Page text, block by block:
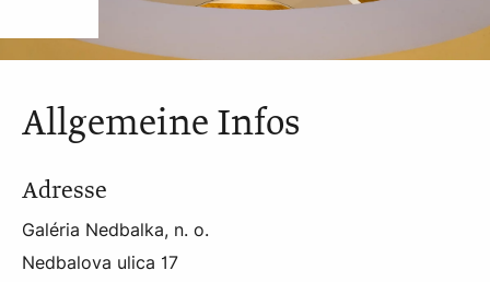
Allgemeine Infos
Adresse
Galéria Nedbalka, n. o.
Nedbalova ulica 17